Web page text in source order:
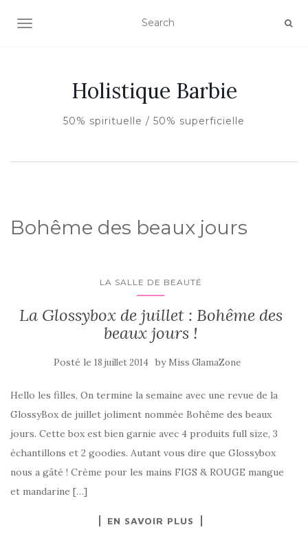
AFFICHER/MASQUER LA NAVIGATION
Holistique Barbie
50% spirituelle / 50% superficielle
Bohême des beaux jours
LA SALLE DE BEAUTÉ
La Glossybox de juillet : Bohême des
beaux jours !
Posté le 18 juillet 2014 by Miss GlamaZone
Hello les filles, On termine la semaine avec une revue de la
GlossyBox de juillet joliment nommée Bohême des beaux
jours. Cette box est bien garnie avec 4 produits full size, 3
échantillons et 2 goodies. Autant vous dire que Glossybox
nous a gâté ! Crème pour les mains FIGS & ROUGE mangue
et mandarine […]
EN SAVOIR PLUS